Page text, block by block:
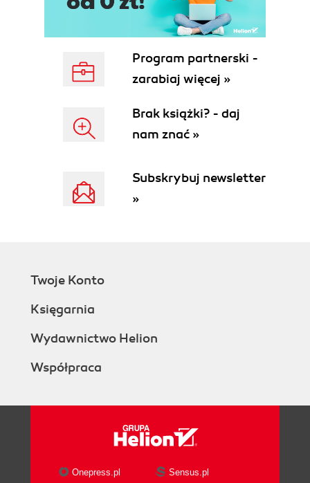
Program partnerski -
zarabiaj więcej »
Brak książki? - daj
nam znać »
Subskrybuj newsletter
»
Twoje Konto
Księgarnia
Wydawnictwo Helion
Współpraca
Onepress.pl Sensus.pl